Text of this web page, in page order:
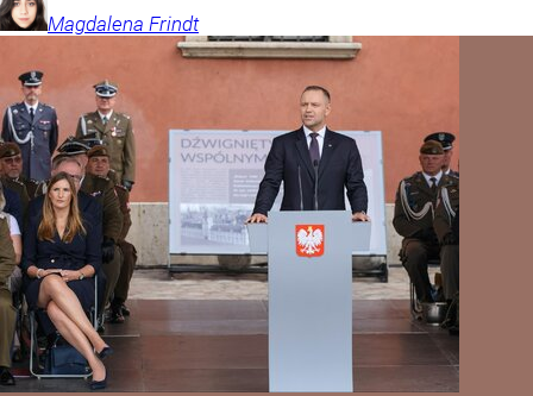
Magdalena Frindt